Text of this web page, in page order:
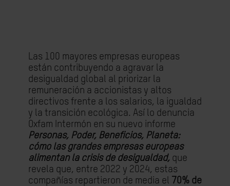
Las 100 mayores empresas europeas
están contribuyendo a agravar la
desigualdad global al priorizar la
remuneración a accionistas y altos
directivos frente a los salarios, la igualdad
y la transición ecológica. Así lo denuncia
Oxfam Intermón en su nuevo informe
Personas, Poder, Beneficios, Planeta:
cómo las grandes empresas europeas
alimentan la crisis de desigualdad, que
revela que, entre 2022 y 2024, estas
compañías repartieron de media el 70% de